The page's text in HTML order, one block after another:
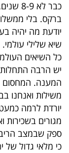
ברקס. בלי
יודעת מה יהיה
כל השיאים
יש הרבה התחלות
המענה. המחסום
משילות ואנחנו
יורדת לרמה
מגורים בשכירות
ספק שבמצב
כי מלאי גדול של